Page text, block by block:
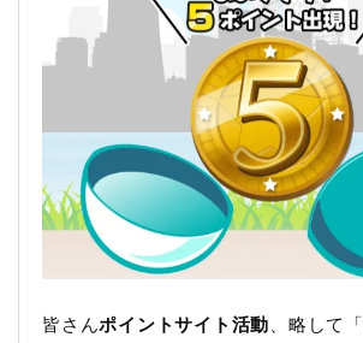
皆さんポイントサイト活動、略して「